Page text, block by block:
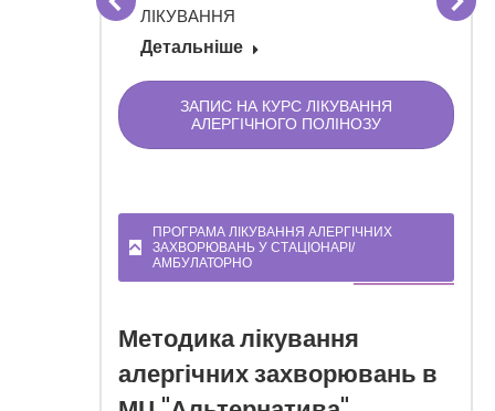
ЛІКУВАННЯ
Детальніше
ЗАПИС НА КУРС ЛІКУВАННЯ
АЛЕРГІЧНОГО ПОЛІНОЗУ
ПРОГРАМА ЛІКУВАННЯ АЛЕРГІЧНИХ
ЗАХВОРЮВАНЬ У СТАЦІОНАРІ/
АМБУЛАТОРНО
Методика лікування
алергічних захворювань в